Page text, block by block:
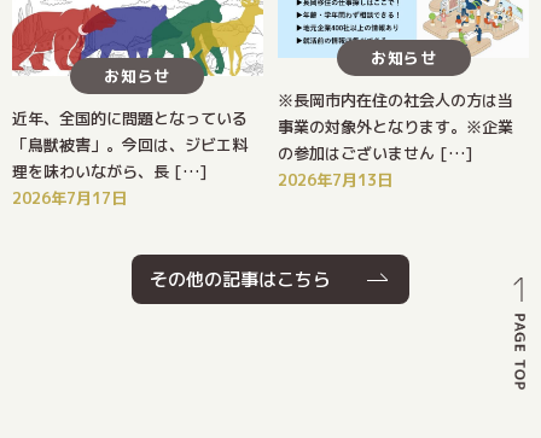
お知らせ
近年、全国的に問題となっている
「鳥獣被害」。今回は、ジビエ料
理を味わいながら、長 […]
2026年7月17日
お知らせ
※長岡市内在住の社会人の方は当
事業の対象外となります。※企業
の参加はございません […]
2026年7月13日
その他の記事はこちら